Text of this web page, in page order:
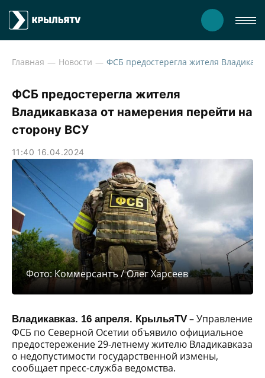
Главная Новости
ФСБ предостерегла жителя
Владикавказа от намерения перейти на
сторону ВСУ
11:40 16.04.2024
Фото: Коммерсантъ / Олег Харсеев
Владикавказ. 16 апреля. КрыльяTV – Управление
ФСБ по Северной Осетии объявило официальное
предостережение 29-летнему жителю Владикавказа
о недопустимости государственной измены,
сообщает пресс-служба ведомства.